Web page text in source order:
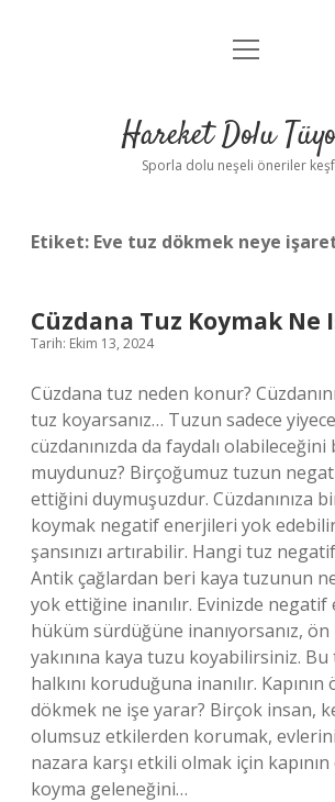
Anasayfa
Yasal Uyarı
menüyü
Hareket Dolu
Sporla dolu neşeli öneriler
Etiket: Eve tuz dökmek neye
Cüzdana Tuz Koymak Ne
Tarih: Ekim 13, 2024
Cüzdana tuz neden konur?
tuz koyarsanız… Tuzun sadece
cüzdanınızda da faydalı
muydunuz? Birçoğumuz tuzun
ettiğini duymuşuzdur. Cüzdanınıza
koymak negatif enerjileri yok
şansınızı artırabilir. Hangi tuz
Antik çağlardan beri kaya tuzunun
yok ettiğine inanılır. Evinizde
hüküm sürdüğüne inanıyorsanız, ön
yakınına kaya tuzu koyabilirsiniz.
halkını koruduğuna inanılır.
dökmek ne işe yarar? Birçok insan,
olumsuz etkilerden korumak, evlerini
nazara karşı etkili olmak için
koyma geleneğini…